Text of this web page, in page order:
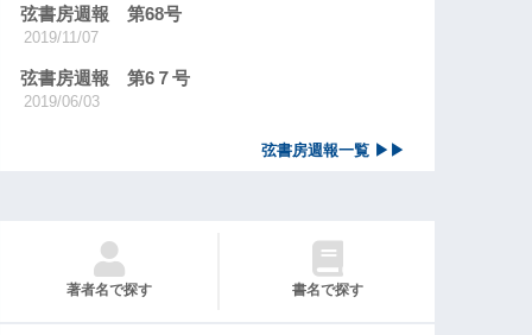
弦書房週報 第68号
2019/11/07
弦書房週報 第6７号
2019/06/03
弦書房週報一覧 ▶▶
著者名で探す 書名で探す